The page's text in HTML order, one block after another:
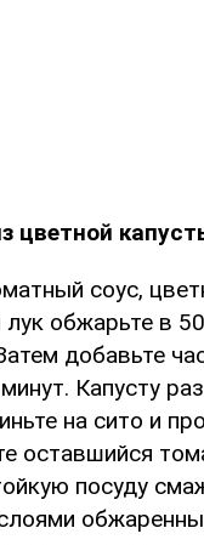
цветной
соус,
обжарьте в
добавьте
Капусту
на сито и
оставшийся
посуду